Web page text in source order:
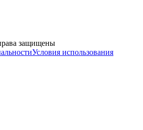
защищены
Условия использования